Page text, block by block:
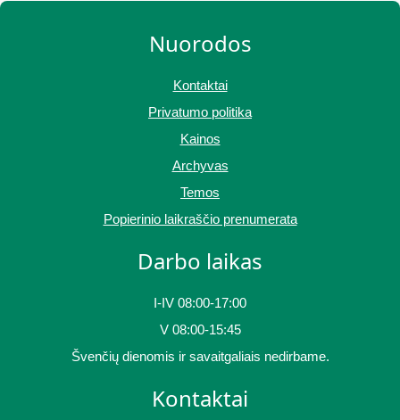
Nuorodos
Kontaktai
Privatumo politika
Kainos
Archyvas
Temos
Popierinio laikraščio prenumerata
Darbo laikas
I-IV 08:00-17:00
V 08:00-15:45
Švenčių dienomis ir savaitgaliais nedirbame.
Kontaktai